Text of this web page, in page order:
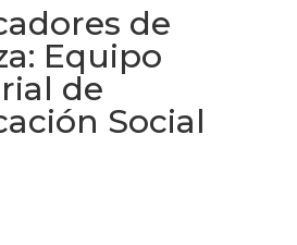
de
Equipo
de
Social